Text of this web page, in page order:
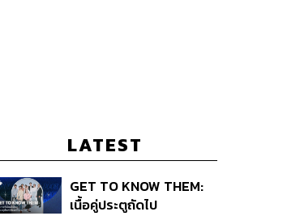
LATEST
GET TO KNOW THEM:
เนื้อคู่ประตูถัดไป